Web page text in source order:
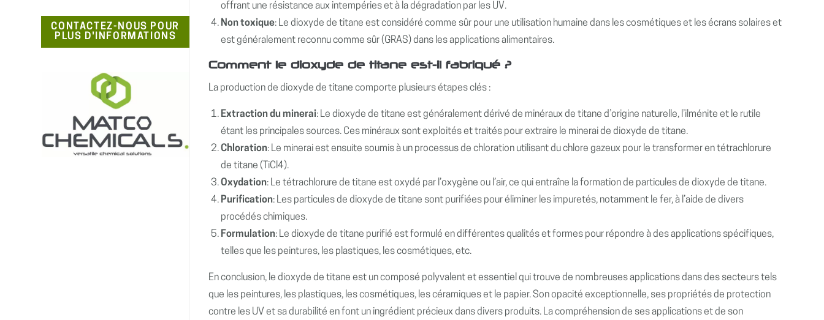
offrant une résistance aux intempéries et à la dégradation par les UV.
Non toxique: Le dioxyde de titane est considéré comme sûr pour une utilisation humaine dans les cosmétiques et les écrans solaires et
est généralement reconnu comme sûr (GRAS) dans les applications alimentaires.
Comment le dioxyde de titane est-il fabriqué ?
La production de dioxyde de titane comporte plusieurs étapes clés :
Extraction du minerai: Le dioxyde de titane est généralement dérivé de minéraux de titane d’origine naturelle, l’ilménite et le rutile
étant les principales sources. Ces minéraux sont exploités et traités pour extraire le minerai de dioxyde de titane.
Chloration: Le minerai est ensuite soumis à un processus de chloration utilisant du chlore gazeux pour le transformer en tétrachlorure
de titane (TiCl4).
Oxydation: Le tétrachlorure de titane est oxydé par l’oxygène ou l’air, ce qui entraîne la formation de particules de dioxyde de titane.
Purification: Les particules de dioxyde de titane sont purifiées pour éliminer les impuretés, notamment le fer, à l’aide de divers
procédés chimiques.
Formulation: Le dioxyde de titane purifié est formulé en différentes qualités et formes pour répondre à des applications spécifiques,
telles que les peintures, les plastiques, les cosmétiques, etc.
En conclusion, le dioxyde de titane est un composé polyvalent et essentiel qui trouve de nombreuses applications dans des secteurs tels
que les peintures, les plastiques, les cosmétiques, les céramiques et le papier. Son opacité exceptionnelle, ses propriétés de protection
contre les UV et sa durabilité en font un ingrédient précieux dans divers produits. La compréhension de ses applications et de son
CONTACTEZ-NOUS POUR
PLUS D'INFORMATIONS